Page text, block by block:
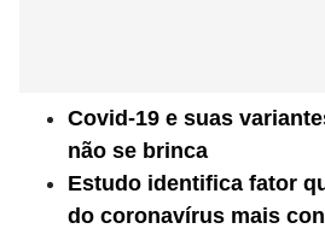
Covid-19 e suas
não se brinca
Estudo identifica fator
do coronavírus mais